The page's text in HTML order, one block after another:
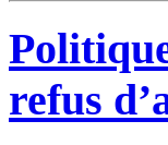
refus